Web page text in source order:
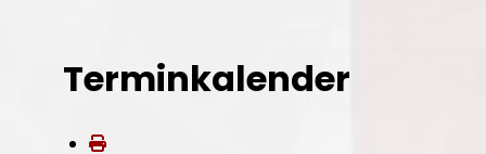
Terminkalender